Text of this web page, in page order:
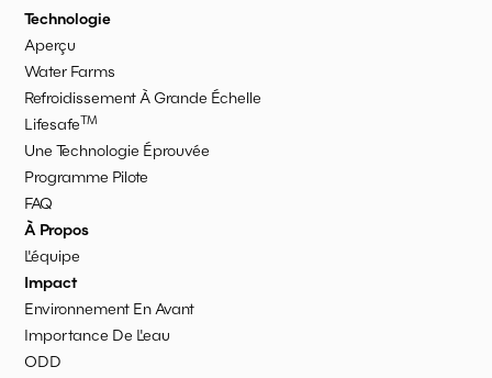
Technologie
Aperçu
Water Farms
Refroidissement À Grande Échelle
LifesafeTM
Une Technologie Éprouvée
Programme Pilote
FAQ
À Propos
L'équipe
Impact
Environnement En Avant
Importance De L'eau
ODD